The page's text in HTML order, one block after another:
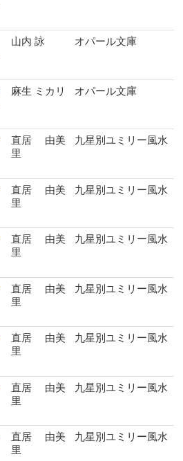
山内 詠 オパール文庫
麻生 ミカリ オパール文庫
直居 由美
里
九星別ユミリー風水
直居 由美
里
九星別ユミリー風水
直居 由美
里
九星別ユミリー風水
直居 由美
里
九星別ユミリー風水
直居 由美
里
九星別ユミリー風水
直居 由美
里
九星別ユミリー風水
直居 由美
里
九星別ユミリー風水